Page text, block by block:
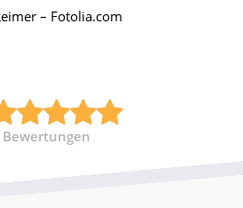
– Fotolia.com
Bewertungen